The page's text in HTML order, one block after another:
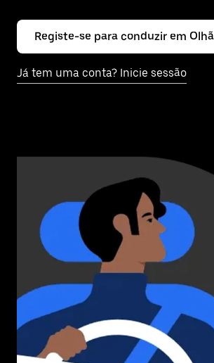
Registe-se para conduzir em
Já tem uma conta? Inicie sessão